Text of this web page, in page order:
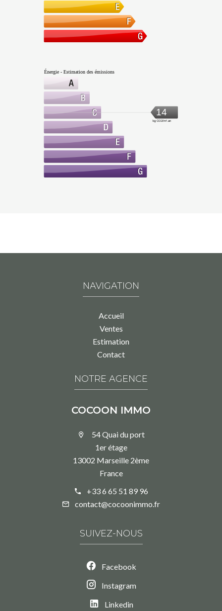
Énergie - Estimation des émissions
14
kg CO2/m².an
NAVIGATION
Accueil
Ventes
Estimation
Contact
NOTRE AGENCE
COCOON IMMO
54 Quai du port
1er étage
13002 Marseille 2ème
France
+33 6 65 51 89 96
contact@cocoonimmo.fr
SUIVEZ-NOUS
Facebook
Instagram
Linkedin